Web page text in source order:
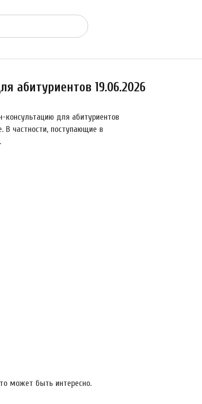
абитуриентов 19.06.2026
для абитуриентов
В частности, поступающие в
может быть интересно.